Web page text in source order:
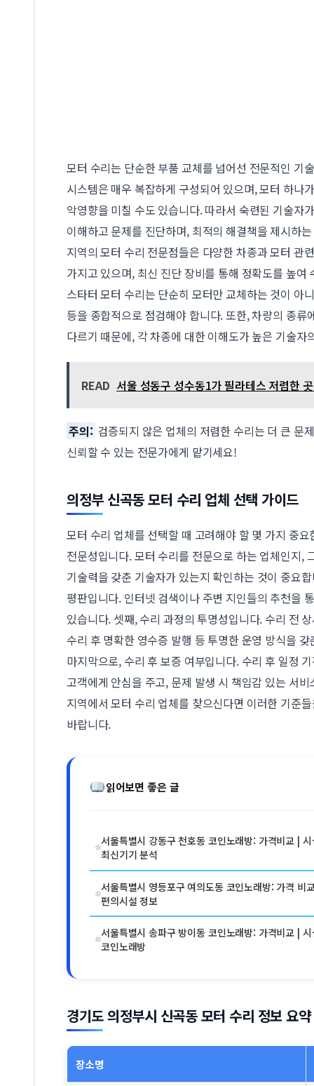
모터 수리는 단순한 부품 교체를 넘어선 전문적인 기
시스템은 매우 복잡하게 구성되어 있으며, 모터 하나
악영향을 미칠 수도 있습니다. 따라서 숙련된 기술자
이해하고 문제를 진단하며, 최적의 해결책을 제시하
지역의 모터 수리 전문점들은 다양한 차종과 모터 관
가지고 있으며, 최신 진단 장비를 통해 정확도를 높여
스타터 모터 수리는 단순히 모터만 교체하는 것이 아
등을 종합적으로 점검해야 합니다. 또한, 차량의 종류
다르기 때문에, 각 차종에 대한 이해도가 높은 기술자
READ 서울 성동구 성수동1가 필라테스 저렴한
주의: 검증되지 않은 업체의 저렴한 수리는 더 큰 문
신뢰할 수 있는 전문가에게 맡기세요!
의정부 신곡동 모터 수리 업체 선택 가이드
모터 수리 업체를 선택할 때 고려해야 할 몇 가지 중
전문성입니다. 모터 수리를 전문으로 하는 업체인지,
기술력을 갖춘 기술자가 있는지 확인하는 것이 중요
평판입니다. 인터넷 검색이나 주변 지인들의 추천을
있습니다. 셋째, 수리 과정의 투명성입니다. 수리 전
수리 후 명확한 영수증 발행 등 투명한 운영 방식을
마지막으로, 수리 후 보증 여부입니다. 수리 후 일정
고객에게 안심을 주고, 문제 발생 시 책임감 있는 서
지역에서 모터 수리 업체를 찾으신다면 이러한 기준
바랍니다.
읽어보면 좋은 글
서울특별시 강동구 천호동 코인노래방: 가격비교 |
최신기기 분석
서울특별시 영등포구 여의도동 코인노래방: 가격 비
편의시설 정보
서울특별시 송파구 방이동 코인노래방: 가격비교 |
코인노래방
경기도 의정부시 신곡동 모터 수리 정보 요약
장소명